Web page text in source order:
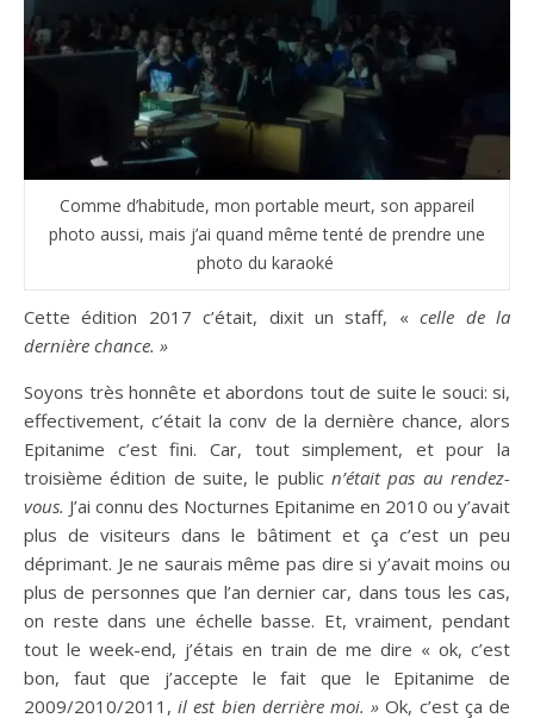
Comme d’habitude, mon portable meurt, son appareil
photo aussi, mais j’ai quand même tenté de prendre une
photo du karaoké
Cette édition 2017 c’était, dixit un staff, «celle de la
dernière chance. »
Soyons très honnête et abordons tout de suite le souci: si,
effectivement, c’était la conv de la dernière chance, alors
Epitanime c’est fini. Car, tout simplement, et pour la
troisième édition de suite, le public n’était pas au rendez-
vous. J’ai connu des Nocturnes Epitanime en 2010 ou y’avait
plus de visiteurs dans le bâtiment et ça c’est un peu
déprimant. Je ne saurais même pas dire si y’avait moins ou
plus de personnes que l’an dernier car, dans tous les cas,
on reste dans une échelle basse. Et, vraiment, pendant
tout le week-end, j’étais en train de me dire « ok, c’est
bon, faut que j’accepte le fait que le Epitanime de
2009/2010/2011,il est bien derrière moi. »Ok, c’est ça de